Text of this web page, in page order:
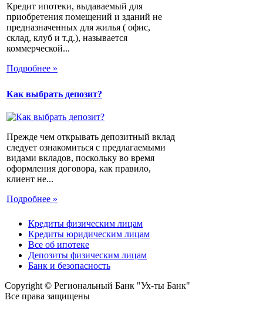
Кредит ипотеки, выдаваемый для
приобретения помещений и зданий не
предназначенных для жилья ( офис,
склад, клуб и т.д.), называется
коммерческой...
Подробнее »
Как выбрать депозит?
Прежде чем открывать депозитный вклад
следует ознакомиться с предлагаемыми
видами вкладов, поскольку во время
оформления договора, как правило,
клиент не...
Подробнее »
Кредиты физическим лицам
Кредиты юридическим лицам
Все об ипотеке
Депозиты физическим лицам
Банк и безопасность
Copyright © Региональный Банк "Ух-ты Банк"
Все права защищены